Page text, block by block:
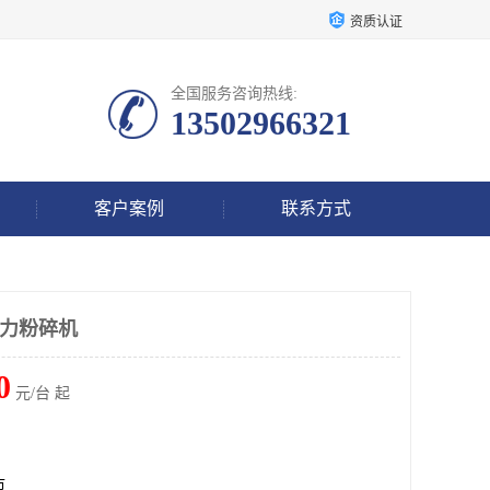
资质认证
全国服务咨询热线:
13502966321
客户案例 联系方式
粉碎机
元/台 起